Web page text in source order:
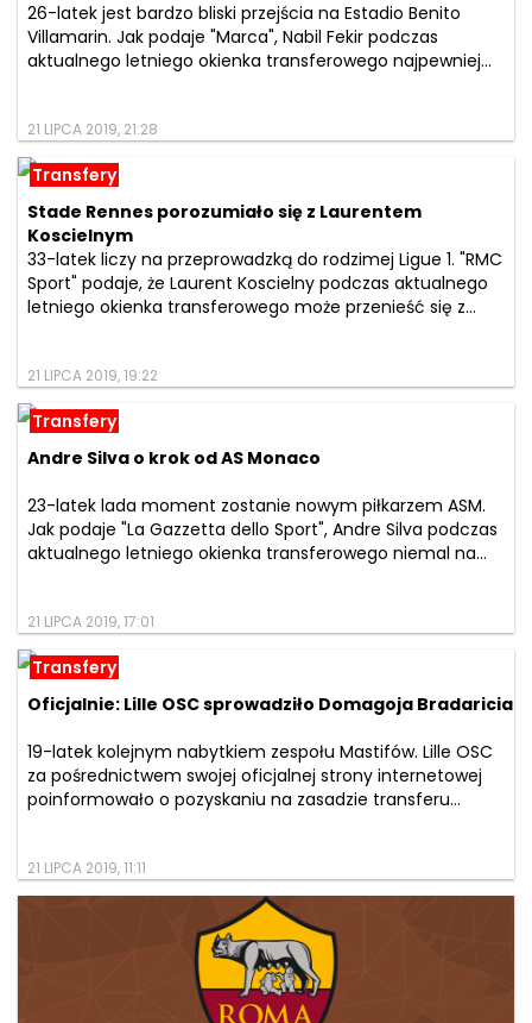
26-latek jest bardzo bliski przejścia na Estadio Benito
Villamarin. Jak podaje "Marca", Nabil Fekir podczas
aktualnego letniego okienka transferowego najpewniej...
21 LIPCA 2019, 21:28
Transfery
Stade Rennes porozumiało się z Laurentem
Koscielnym
33-latek liczy na przeprowadzką do rodzimej Ligue 1. "RMC
Sport" podaje, że Laurent Koscielny podczas aktualnego
letniego okienka transferowego może przenieść się z...
21 LIPCA 2019, 19:22
Transfery
Andre Silva o krok od AS Monaco
23-latek lada moment zostanie nowym piłkarzem ASM.
Jak podaje "La Gazzetta dello Sport", Andre Silva podczas
aktualnego letniego okienka transferowego niemal na...
21 LIPCA 2019, 17:01
Transfery
Oficjalnie: Lille OSC sprowadziło Domagoja Bradaricia
19-latek kolejnym nabytkiem zespołu Mastifów. Lille OSC
za pośrednictwem swojej oficjalnej strony internetowej
poinformowało o pozyskaniu na zasadzie transferu...
21 LIPCA 2019, 11:11